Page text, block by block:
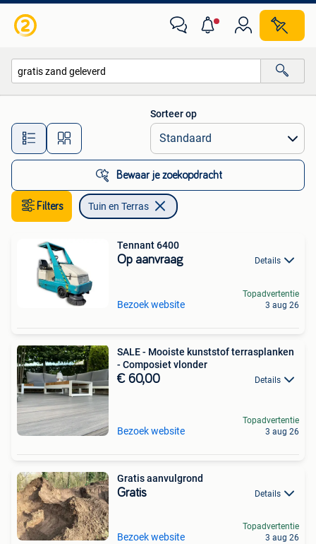
Alle afstanden…
Sorteer op
Bewaar je zoekopdracht
Filters Tuin en Terras
Tennant 6400
Op aanvraag Details
Bezoek website
Topadvertentie
3 aug 26
SALE - Mooiste kunststof terrasplanken
- Composiet vlonder
€ 60,00 Details
Bezoek website
Topadvertentie
3 aug 26
Gratis aanvulgrond
Gratis Details
Bezoek website
Topadvertentie
3 aug 26